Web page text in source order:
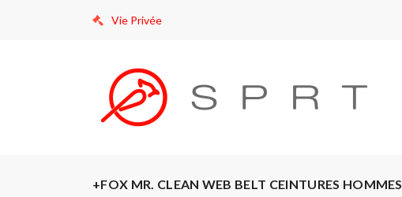
Vie Privée
+FOX MR. CLEAN WEB BELT CEINTURES HOMMES